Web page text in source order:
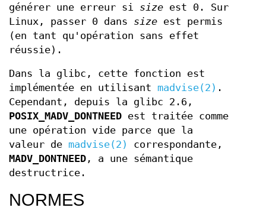
générer une erreur si size est 0. Sur
Linux, passer 0 dans size est permis
(en tant qu'opération sans effet
réussie).
Dans la glibc, cette fonction est
implémentée en utilisant madvise(2) .
Cependant, depuis la glibc 2.6,
POSIX_MADV_DONTNEED est traitée comme
une opération vide parce que la
valeur de madvise(2)
correspondante,
MADV_DONTNEED , a une sémantique
destructrice.
NORMES